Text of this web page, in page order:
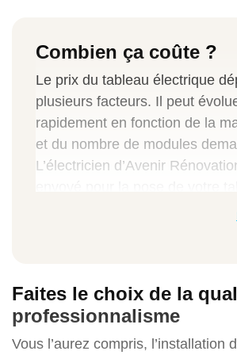
Combien ça coûte ?
Le prix du tableau électrique
plusieurs facteurs. Il peut
rapidement en fonction de la
et du nombre de modules
L’électricien d’Avenir
électrique vous fournira des
prévoir pour une rénovation
électrique ? Que ce soit pour
électrique, faites confiance à
Faites le choix de la
professionnalisme
Vous l’aurez compris, l’installation